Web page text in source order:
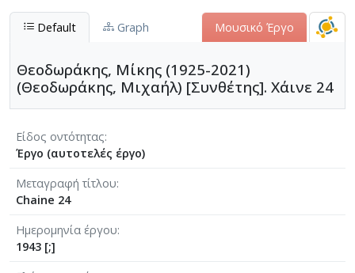
Default Graph Μουσικό Έργο
Θεοδωράκης, Μίκης (1925-2021)
(Θεοδωράκης, Μιχαήλ) [Συνθέτης]. Χάινε 24
Είδος οντότητας
Έργο (αυτοτελές έργο)
Μεταγραφή τίτλου
Chaine 24
Ημερομηνία έργου
1943 [;]